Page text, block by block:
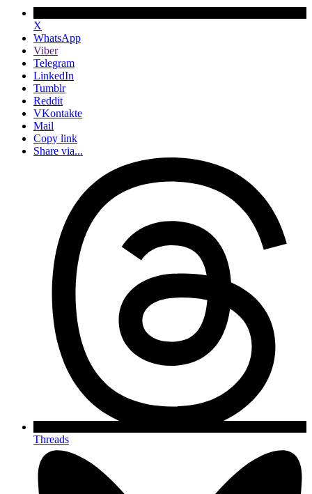
X
WhatsApp
Viber
Telegram
LinkedIn
Tumblr
Reddit
VKontakte
Mail
Copy link
Share via...
Threads